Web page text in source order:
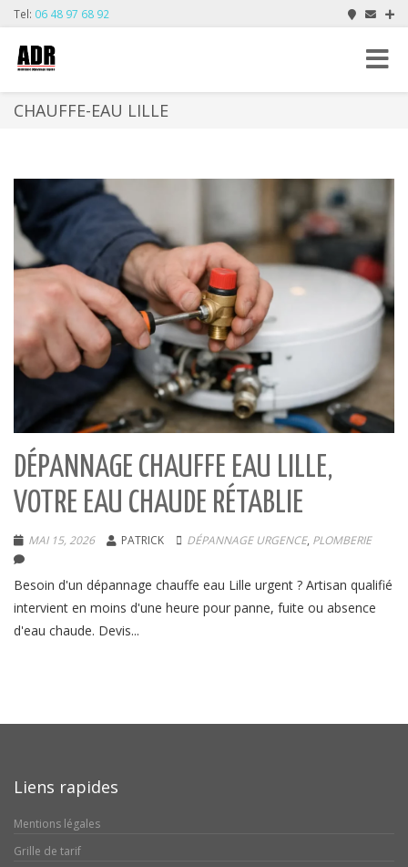
Tel: 06 48 97 68 92
Toggle
CHAUFFE-EAU LILLE
DÉPANNAGE CHAUFFE EAU LILLE,
VOTRE EAU CHAUDE RÉTABLIE
MAI 15, 2026 PATRICK DÉPANNAGE URGENCE, PLOMBERIE
Besoin d'un dépannage chauffe eau Lille urgent ? Artisan qualifié
intervient en moins d'une heure pour panne, fuite ou absence
d'eau chaude. Devis...
Liens rapides
Mentions légales
Grille de tarif